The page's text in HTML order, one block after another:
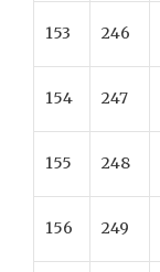
153 246
154 247
155 248
156 249